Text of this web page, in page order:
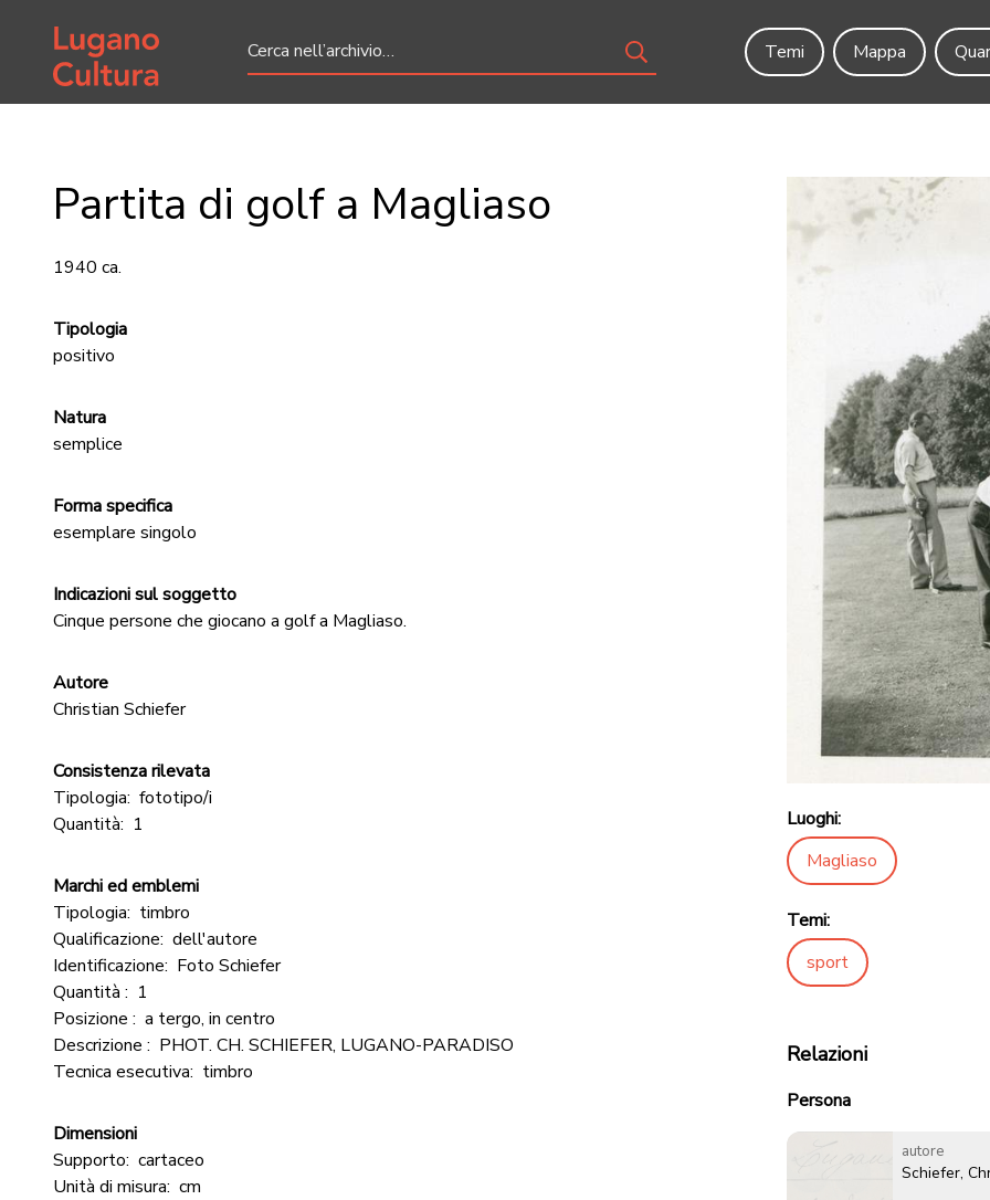
Home page
Temi
Mappa
Partita di golf a Magliaso
1940 ca.
Tipologia
positivo
Natura
semplice
Forma specifica
esemplare singolo
Indicazioni sul soggetto
Cinque persone che giocano a golf a Magliaso.
Autore
Christian Schiefer
Consistenza rilevata
Tipologia: fototipo/i
Quantità: 1
Marchi ed emblemi
Tipologia: timbro
Qualificazione: dell'autore
Identificazione: Foto Schiefer
Quantità : 1
Posizione : a tergo, in centro
Descrizione : PHOT. CH. SCHIEFER, LUGANO-PARADISO
Tecnica esecutiva: timbro
Dimensioni
Supporto: cartaceo
Unità di misura: cm
Luoghi:
Magliaso
Temi:
sport
Relazioni
Persona
autore
Schiefer,